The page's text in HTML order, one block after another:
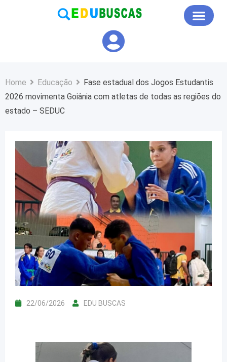
Home Educação
Fase estadual dos Jogos Estudantis
2026 movimenta Goiânia com atletas de todas as regiões do
estado – SEDUC
22/06/2026 EDU BUSCAS